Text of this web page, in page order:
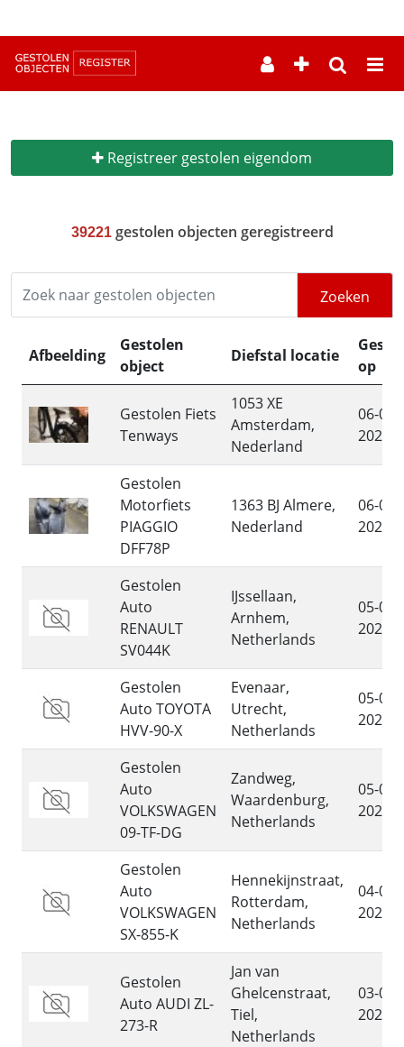
Registreer gestolen eigendom
39221gestolen objecten geregistreerd
Zoeken
Afbeelding
Gestolen
object
Diefstal locatie
op
Gestolen Fiets
Tenways
1053 XE
Amsterdam,
Nederland
06-08-
2026
Gestolen
Motorfiets
PIAGGIO
DFF78P
1363 BJ Almere,
Nederland
06-08-
2026
Gestolen
Auto
RENAULT
SV044K
IJssellaan,
Arnhem,
Netherlands
05-08-
2026
Gestolen
Auto TOYOTA
HVV-90-X
Evenaar,
Utrecht,
Netherlands
05-08-
2026
Gestolen
Auto
VOLKSWAGEN
09-TF-DG
Zandweg,
Waardenburg,
Netherlands
05-08-
2026
Gestolen
Auto
VOLKSWAGEN
SX-855-K
Hennekijnstraat,
Rotterdam,
Netherlands
04-08-
2026
Gestolen
Auto AUDI ZL-
273-R
Jan van
Ghelcenstraat,
Tiel,
Netherlands
03-08-
2026